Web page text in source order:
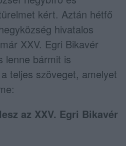
kért. Aztán hétfő
hivatalos
XXV. Egri Bikavér
lenne bármit is
teljes szöveget, amelyet
az XXV. Egri Bikavér